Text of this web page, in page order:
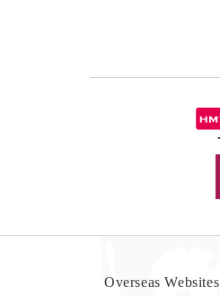
Overseas Websites